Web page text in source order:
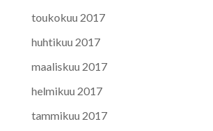
toukokuu 2017
huhtikuu 2017
maaliskuu 2017
helmikuu 2017
tammikuu 2017